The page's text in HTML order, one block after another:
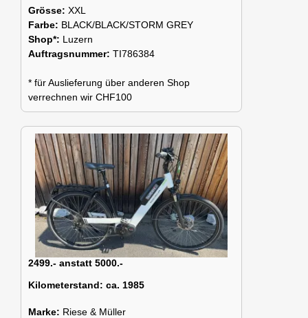
Grösse: XXL
Farbe: BLACK/BLACK/STORM GREY
Shop*: Luzern
Auftragsnummer: TI786384
* für Auslieferung über anderen Shop
verrechnen wir CHF100
2499.- anstatt 5000.-
Kilometerstand: ca. 1985
Marke: Riese & Müller